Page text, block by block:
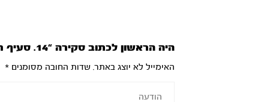
היה הראשון לכתוב סקירה “14. סעיף רמ’’ט”
האימייל לא יוצג באתר. שדות החובה מסומנים*